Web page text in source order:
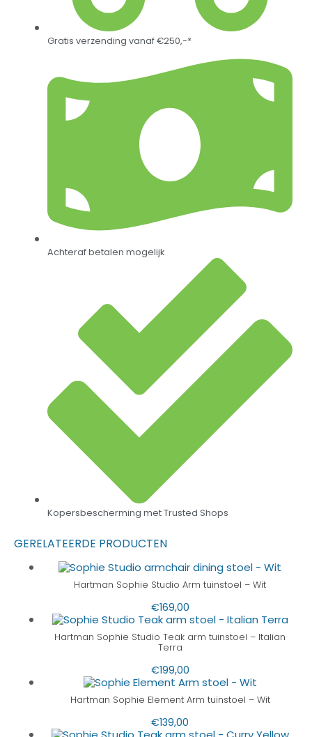
Gratis verzending vanaf €250,-*
Achteraf betalen mogelijk
Kopersbescherming met Trusted Shops
GERELATEERDE PRODUCTEN
Hartman Sophie Studio Arm tuinstoel – Wit
€169,00
Hartman Sophie Studio Teak arm tuinstoel – Italian
Terra
€199,00
Hartman Sophie Element Arm tuinstoel – Wit
€139,00